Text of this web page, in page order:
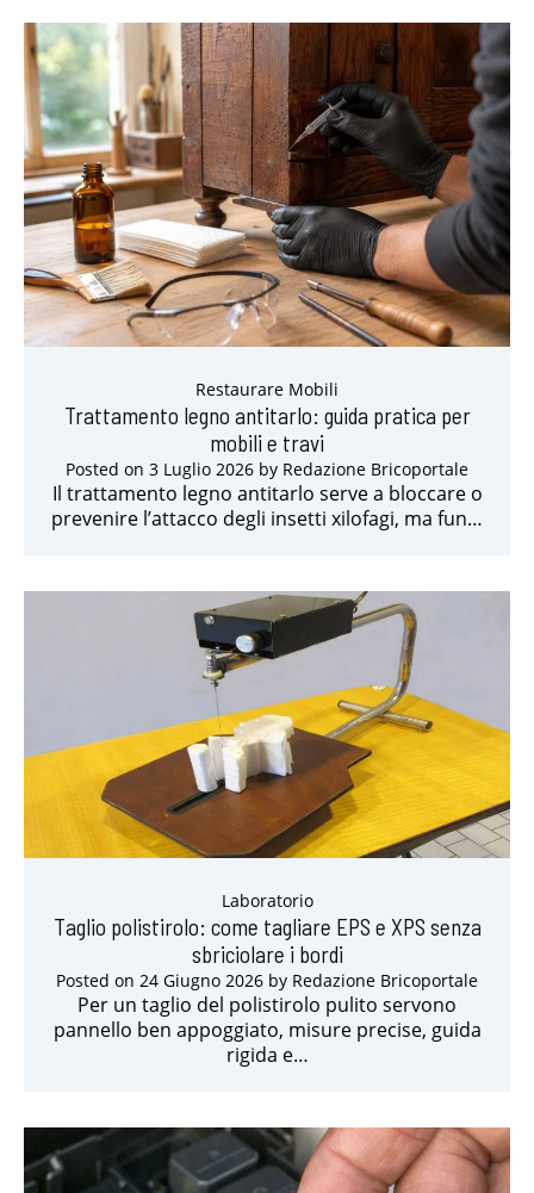
Restaurare Mobili
Trattamento legno antitarlo: guida pratica per
mobili e travi
Posted on 3 Luglio 2026 by Redazione Bricoportale
Il trattamento legno antitarlo serve a bloccare o
prevenire l’attacco degli insetti xilofagi, ma fun…
Laboratorio
Taglio polistirolo: come tagliare EPS e XPS senza
sbriciolare i bordi
Posted on 24 Giugno 2026 by Redazione Bricoportale
Per un taglio del polistirolo pulito servono
pannello ben appoggiato, misure precise, guida
rigida e…